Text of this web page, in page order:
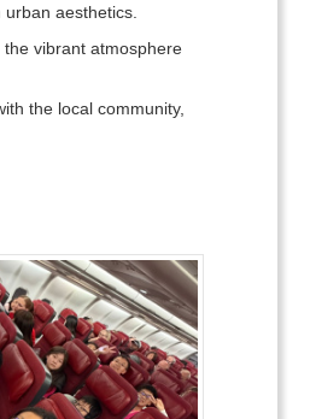
aesthetics.
vibrant atmosphere
the local community,